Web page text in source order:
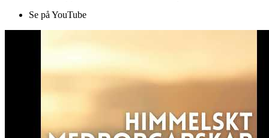
Se på YouTube